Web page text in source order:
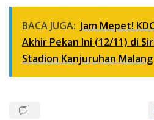
BACA JUGA: Jam Mepet!
Akhir Pekan Ini (12/11) di
Stadion Kanjuruhan Malang